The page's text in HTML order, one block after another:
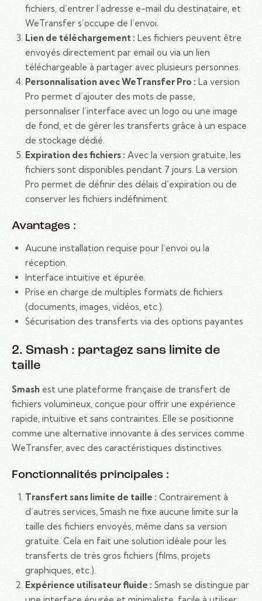
fichiers, d’entrer l’adresse e-mail du destinataire, et
WeTransfer s’occupe de l’envoi.
Lien de téléchargement : Les fichiers peuvent être
envoyés directement par email ou via un lien
téléchargeable à partager avec plusieurs personnes.
Personnalisation avec WeTransfer Pro : La version
Pro permet d’ajouter des mots de passe,
personnaliser l’interface avec un logo ou une image
de fond, et de gérer les transferts grâce à un espace
de stockage dédié.
Expiration des fichiers : Avec la version gratuite, les
fichiers sont disponibles pendant 7 jours. La version
Pro permet de définir des délais d’expiration ou de
conserver les fichiers indéfiniment.
Avantages :
Aucune installation requise pour l’envoi ou la
réception.
Interface intuitive et épurée.
Prise en charge de multiples formats de fichiers
(documents, images, vidéos, etc.).
Sécurisation des transferts via des options payantes
2. Smash : partagez sans limite de
taille
Smash est une plateforme française de transfert de
fichiers volumineux, conçue pour offrir une expérience
rapide, intuitive et sans contraintes. Elle se positionne
comme une alternative innovante à des services comme
WeTransfer, avec des caractéristiques distinctives.
Fonctionnalités principales :
Transfert sans limite de taille : Contrairement à
d’autres services, Smash ne fixe aucune limite sur la
taille des fichiers envoyés, même dans sa version
gratuite. Cela en fait une solution idéale pour les
transferts de très gros fichiers (films, projets
graphiques, etc.).
Expérience utilisateur fluide : Smash se distingue par